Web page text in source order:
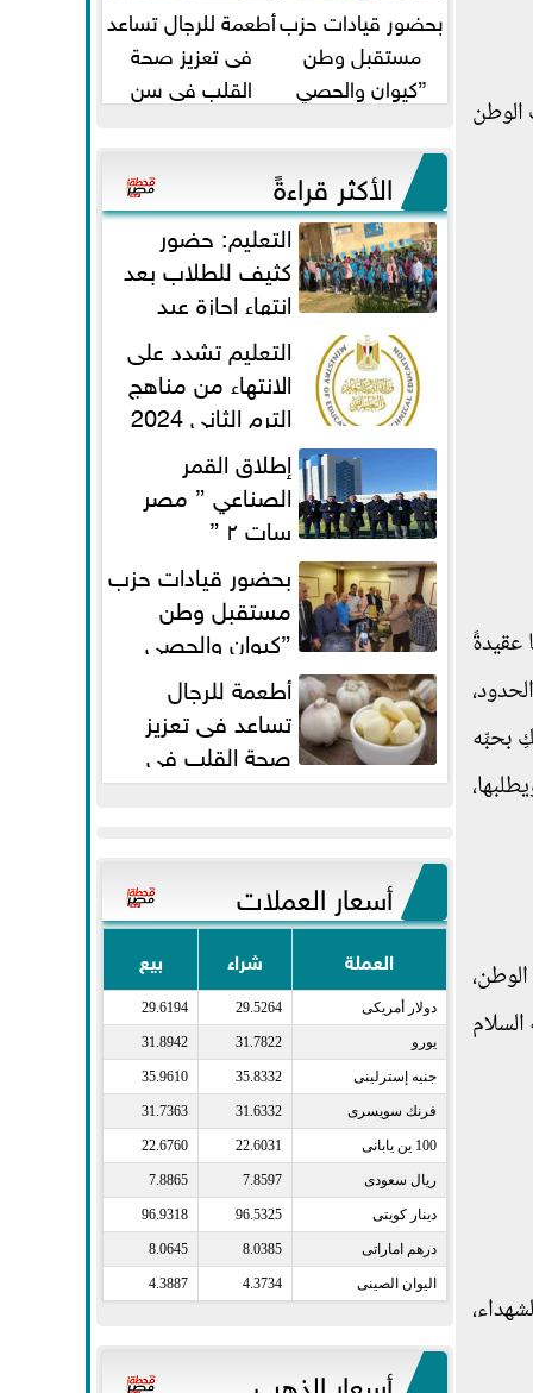
الوطن
عقيدةً
بحبِّه
بحضور قيادات حزب
مستقبل وطن
”كيوان والحصي
وعيسي” أمانه كفر...
أطعمة للرجال تساعد
فى تعزيز صحة
القلب فى سن
الأكثر قراءةً
التعليم: حضور
كثيف للطلاب بعد
انتهاء إجازة عيد
الفطر لاستكمال المناهجالتعليم تشدد على
الانتهاء من مناهج
الترم الثاني 2024
قبل الامتحانات إطلاق القمر
الصناعي ” مصر
سات ٢ ”
بحضور قيادات حزب
مستقبل وطن
”كيوان والحصي
والتمامي وابوحجازي وعيسي” أمانه
كفر...
أطعمة للرجال
تساعد فى تعزيز
صحة القلب فى
سن الأربعين
أسعار العملات
العملة شراء بيع
دولار أمريكى​ 29.5264
29.6194
يورو​ 31.7822
31.8942
جنيه إسترلينى​ 35.8332
35.9610
فرنك سويسرى​ 31.6332
31.7363
100 ين يابانى​ 22.6031
22.6760
ريال سعودى​ 7.8597
7.8865
دينار كويتى​ 96.5325
96.9318
درهم اماراتى​ 8.0385
8.0645
اليوان الصينى​ 4.3734
4.3887
أسعار الذهب